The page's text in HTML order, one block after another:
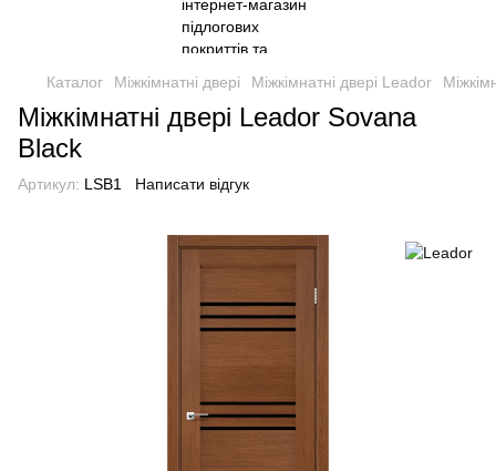
Каталог Міжкімнатні двері Міжкімнатні двері Leador
Міжкімнатні двері Leador Sovana
Black
Артикул: LSB1 Написати відгук